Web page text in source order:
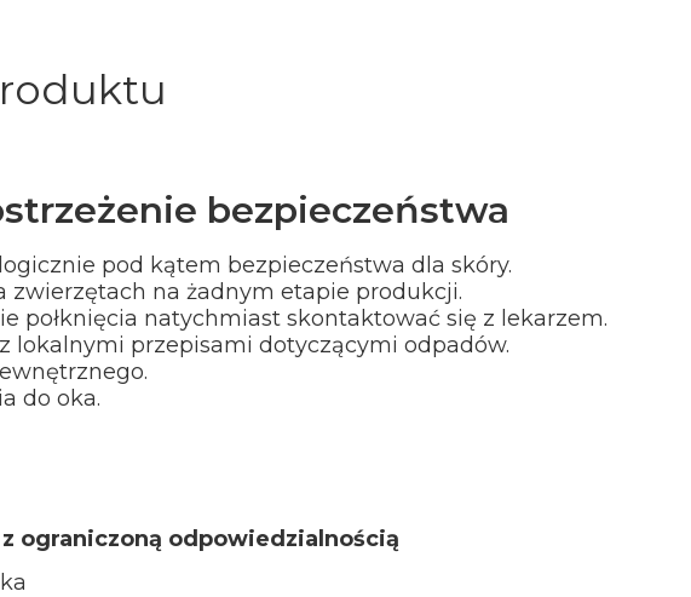
bezpieczeństwa
pod kątem bezpieczeństwa dla skóry.
zwierzętach na żadnym etapie produkcji.
połknięcia natychmiast skontaktować się z lekarzem.
lokalnymi przepisami dotyczącymi odpadów.
do oka.
z ograniczoną odpowiedzialnością